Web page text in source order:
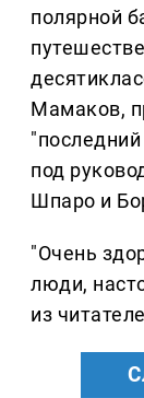
полярной
Мамаков,
под
Шпаро и
"Очень
люди,
из